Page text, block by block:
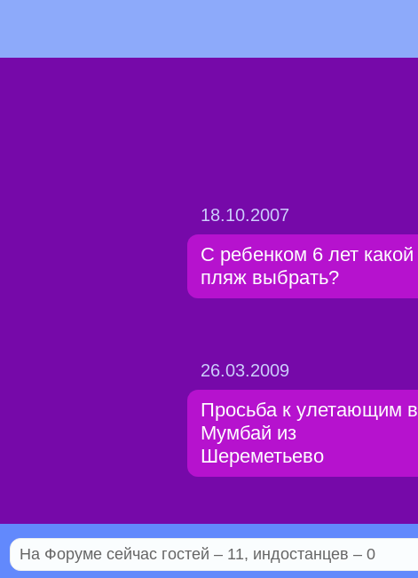
18.10.2007
С ребенком 6 лет какой
пляж выбрать?
26.03.2009
Просьба к улетающим в
Мумбай из
Шереметьево
На Форуме сейчас гостей – 11, индостанцев – 0